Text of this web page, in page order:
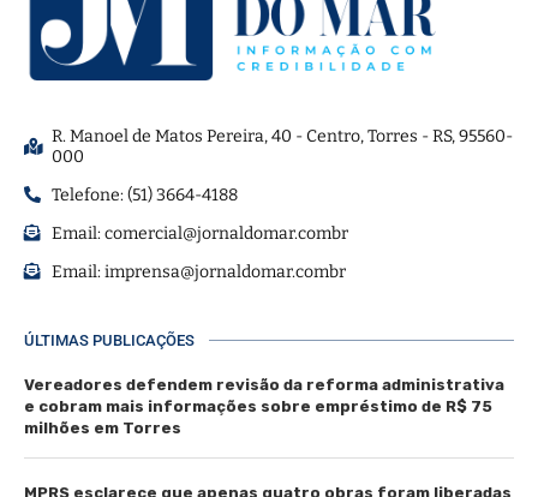
R. Manoel de Matos Pereira, 40 - Centro, Torres - RS, 95560-
000
Telefone: (51) 3664-4188
Email:comercial@jornaldomar.combr
Email:imprensa@jornaldomar.combr
ÚLTIMAS PUBLICAÇÕES
Vereadores defendem revisão da reforma administrativa
e cobram mais informações sobre empréstimo de R$ 75
milhões em Torres
MPRS esclarece que apenas quatro obras foram liberadas